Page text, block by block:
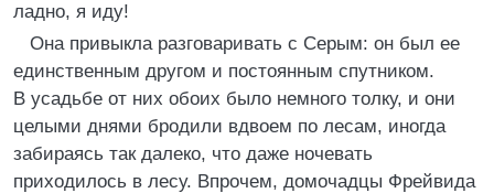
ладно, я иду!
Она привыкла разговаривать с Серым: он был ее
единственным другом и постоянным спутником.
В усадьбе от них обоих было немного толку, и они
целыми днями бродили вдвоем по лесам, иногда
забираясь так далеко, что даже ночевать
приходилось в лесу. Впрочем, домочадцы Фрейвида